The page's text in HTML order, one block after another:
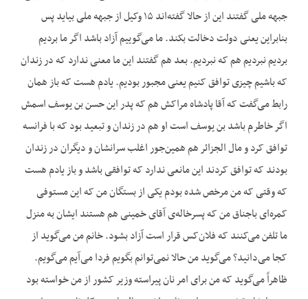
جبهه ملی گفتند این از حالا گفته‌اند ۱۵ وکیل از جبهه ملی بیاید پس
بنابراین یعنی دولت دخالت بکند. ما می‌گوییم آزاد باشد اگر ما بردیم
بردیم نبردیم هم که نبردیم. بعد هم گفتند این ما معنی ندارد که در زندان
که باشیم چیزی توافق کنیم یعنی مجبور بودیم. یادم هست که باز همان
رابط می‌گفت که آقا پادشاه مراکش هم که پدر این حسن بن یوسف اسمش
اگر خاطرم باشد بن یوسف است او هم در زندان و تبعید بود که با فرانسه
توافق کرد و مال الجزائر هم همین‌جور اغلب سرانشان و دیگران در زندان
بودند که توافق کردند این مانعی ندارد که توافقی باشد و باز یادم هست
که وقتی که من مرخص شده بودم یکی از بستگان من که این مستوفی
کمره‌ای باجناق من که پسرخاله‌ی آقای خمینی هم هستند ایشان به منزل
ما تلفن می‌کنند که فلان‌کس قرار است آزاد بشود. خانم من می‌گوید از
کجا می‌دانید؟ می‌گوید من حالا نمی‌توانم بگویم فردا می‌آیم می‌گویم.
ظاهراً می‌گوید که من برای امر نان پیراسته وزیر کشور از من خواسته بود